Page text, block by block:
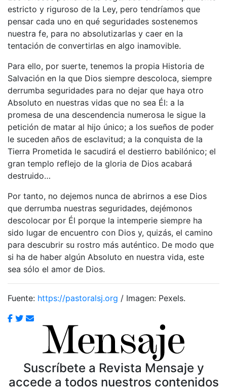
estricto y riguroso de la Ley, pero tendríamos que
pensar cada uno en qué seguridades sostenemos
nuestra fe, para no absolutizarlas y caer en la
tentación de convertirlas en algo inamovible.
Para ello, por suerte, tenemos la propia Historia de
Salvación en la que Dios siempre descoloca, siempre
derrumba seguridades para no dejar que haya otro
Absoluto en nuestras vidas que no sea Él: a la
promesa de una descendencia numerosa le sigue la
petición de matar al hijo único; a los sueños de poder
le suceden años de esclavitud; a la conquista de la
Tierra Prometida le sacudirá el destierro babilónico; el
gran templo reflejo de la gloria de Dios acabará
destruido…
Por tanto, no dejemos nunca de abrirnos a ese Dios
que derrumba nuestras seguridades, dejémonos
descolocar por Él porque la intemperie siempre ha
sido lugar de encuentro con Dios y, quizás, el camino
para descubrir su rostro más auténtico. De modo que
si ha de haber algún Absoluto en nuestra vida, este
sea sólo el amor de Dios.
Fuente: https://pastoralsj.org / Imagen: Pexels.
Suscríbete a Revista Mensaje y
accede a todos nuestros contenidos